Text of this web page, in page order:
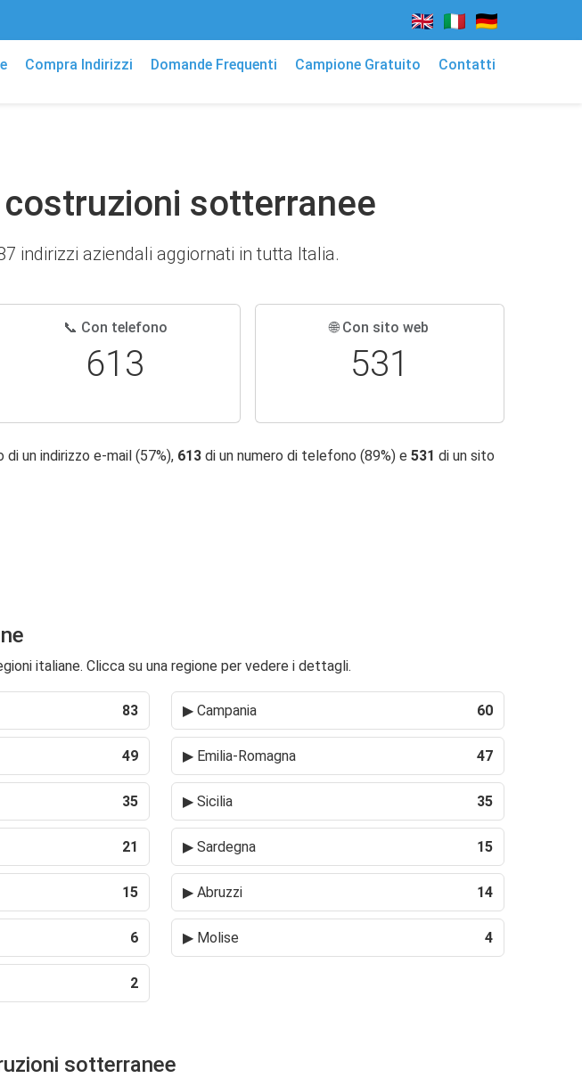
Compra Indirizzi Domande Frequenti Campione Gratuito Contatti
sotterranee
indirizzi aziendali aggiornati in tutta Italia.
📞 Con telefono
613
🌐 Con sito web
531
di un indirizzo e-mail (57%), 613 di un numero di telefono (89%) e 531 di un sito
italiane. Clicca su una regione per vedere i dettagli.
83 ▶ Campania 60
49 ▶ Emilia-Romagna 47
35 ▶ Sicilia 35
21 ▶ Sardegna 15
15 ▶ Abruzzi 14
6 ▶ Molise 4
2
sotterranee